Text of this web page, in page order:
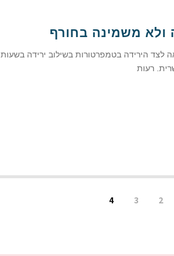
ולא משמינה בחורף
לצד הירידה בטמפרטורות בשילוב ירידה
רעות
2
3
4